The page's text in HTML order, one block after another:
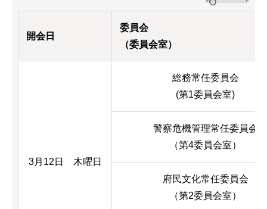
開会日
委員会
（委員会室）
3月12日 木曜日
総務常任委員会
(第1委員会室)
警察危機管理常任委員会
（第4委員会室）
府民文化常任委員会
（第2委員会室）